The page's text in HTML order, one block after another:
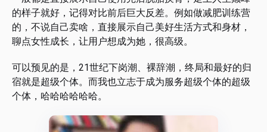
的样子就好，记得对比前后巨大反差。例如做减肥训练营
的，不说自己卖啥，直接展示自己美好生活方式和身材，
聊点女性成长，让用户想成为她，很高级。
可以预见的是，21世纪下岗潮、裸辞潮，终局和最好的归
宿就是超级个体。而我也立志于成为服务超级个体的超级
个体，哈哈哈哈哈哈。